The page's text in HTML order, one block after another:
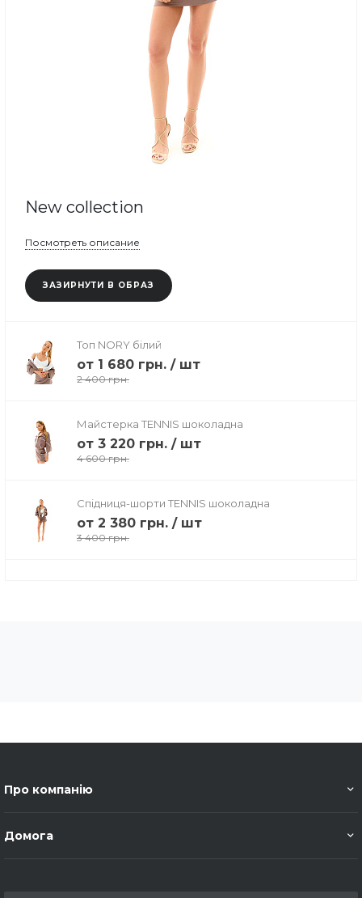
New collection
Посмотреть описание
ЗАЗИРНУТИ В ОБРАЗ
Топ NORY білий
от 1 680 грн. / шт
2 400 грн.
Майстерка TENNIS шоколадна
от 3 220 грн. / шт
4 600 грн.
Спідниця-шорти TENNIS шоколадна
от 2 380 грн. / шт
3 400 грн.
Про компанію
Домога